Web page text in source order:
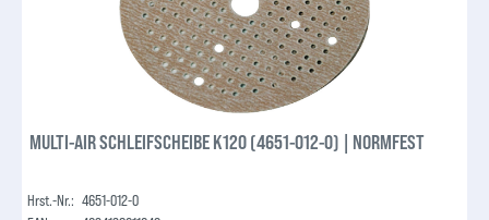
MULTI-AIR SCHLEIFSCHEIBE K120 (4651-012-0) | NORMFEST
Hrst.-Nr.: 4651-012-0